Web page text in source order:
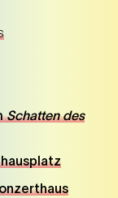
Schatten des